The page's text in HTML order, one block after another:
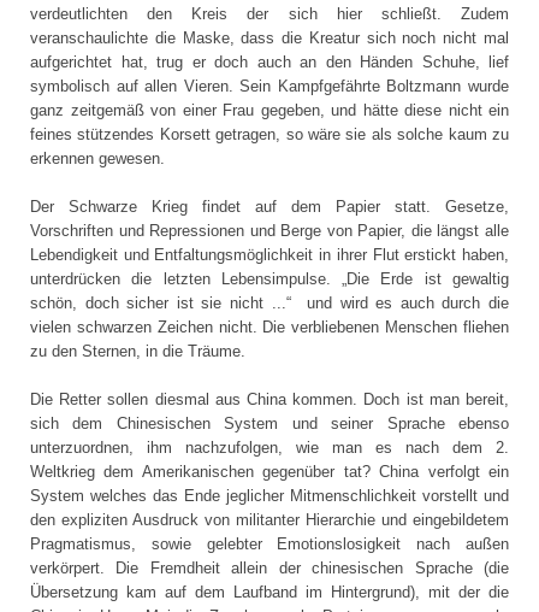
verdeutlichten den Kreis der sich hier schließt. Zudem
veranschaulichte die Maske, dass die Kreatur sich noch nicht mal
aufgerichtet hat, trug er doch auch an den Händen Schuhe, lief
symbolisch auf allen Vieren. Sein Kampfgefährte Boltzmann wurde
ganz zeitgemäß von einer Frau gegeben, und hätte diese nicht ein
feines stützendes Korsett getragen, so wäre sie als solche kaum zu
erkennen gewesen.
Der Schwarze Krieg findet auf dem Papier statt. Gesetze,
Vorschriften und Repressionen und Berge von Papier, die längst alle
Lebendigkeit und Entfaltungsmöglichkeit in ihrer Flut erstickt haben,
unterdrücken die letzten Lebensimpulse. „Die Erde ist gewaltig
schön, doch sicher ist sie nicht ...“ und wird es auch durch die
vielen schwarzen Zeichen nicht. Die verbliebenen Menschen fliehen
zu den Sternen, in die Träume.
Die Retter sollen diesmal aus China kommen. Doch ist man bereit,
sich dem Chinesischen System und seiner Sprache ebenso
unterzuordnen, ihm nachzufolgen, wie man es nach dem 2.
Weltkrieg dem Amerikanischen gegenüber tat? China verfolgt ein
System welches das Ende jeglicher Mitmenschlichkeit vorstellt und
den expliziten Ausdruck von militanter Hierarchie und eingebildetem
Pragmatismus, sowie gelebter Emotionslosigkeit nach außen
verkörpert. Die Fremdheit allein der chinesischen Sprache (die
Übersetzung kam auf dem Laufband im Hintergrund), mit der die